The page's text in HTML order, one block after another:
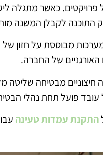
פרויקטים. כאשר מתגלה
התוכנה לקבלן המשנה
מבוססת על חזון
האורגניים של החברה.
מבטיחה שליטה
עובד פועל תחת נהלי
התקנת עמדות טעינה